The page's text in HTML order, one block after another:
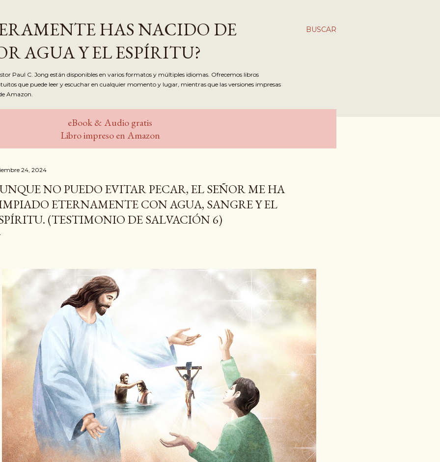
BUSCAR
HAS NACIDO DE
AGUA Y EL ESPÍRITU?
Paul C. Jong están disponibles en varios formatos y múltiples idiomas. Ofrecemos libros
que puede leer y escuchar en cualquier momento y lugar, mientras que las versiones impresas
Amazon.
eBook & Audio gratis
Libro impreso en Amazon
24, 2024
NO PUEDO EVITAR PECAR, EL SEÑOR ME HA
ETERNAMENTE CON AGUA, SANGRE Y EL
(TESTIMONIO DE SALVACIÓN 6)